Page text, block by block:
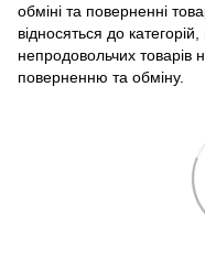
обміні та поверненні
відносяться до
непродовольчих товарів
поверненню та обміну.